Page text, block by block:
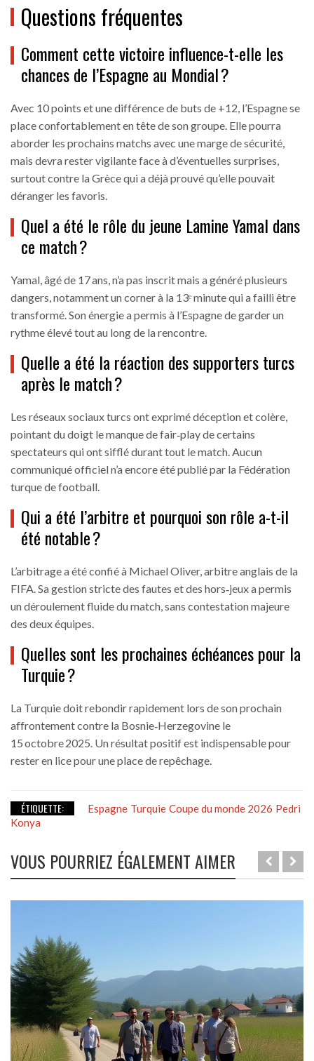
Questions fréquentes
Comment cette victoire influence-t-elle les
chances de l’Espagne au Mondial ?
Avec 10 points et une différence de buts de +12, l’Espagne se
place confortablement en tête de son groupe. Elle pourra
aborder les prochains matchs avec une marge de sécurité,
mais devra rester vigilante face à d’éventuelles surprises,
surtout contre la Grèce qui a déjà prouvé qu’elle pouvait
déranger les favoris.
Quel a été le rôle du jeune Lamine Yamal dans
ce match ?
Yamal, âgé de 17 ans, n’a pas inscrit mais a généré plusieurs
dangers, notamment un corner à la 13ᵉ minute qui a failli être
transformé. Son énergie a permis à l’Espagne de garder un
rythme élevé tout au long de la rencontre.
Quelle a été la réaction des supporters turcs
après le match ?
Les réseaux sociaux turcs ont exprimé déception et colère,
pointant du doigt le manque de fair‑play de certains
spectateurs qui ont sifflé durant tout le match. Aucun
communiqué officiel n’a encore été publié par la Fédération
turque de football.
Qui a été l’arbitre et pourquoi son rôle a-t-il
été notable ?
L’arbitrage a été confié à Michael Oliver, arbitre anglais de la
FIFA. Sa gestion stricte des fautes et des hors‑jeux a permis
un déroulement fluide du match, sans contestation majeure
des deux équipes.
Quelles sont les prochaines échéances pour la
Turquie ?
La Turquie doit rebondir rapidement lors de son prochain
affrontement contre la Bosnie‑Herzegovine le
15 octobre 2025. Un résultat positif est indispensable pour
rester en lice pour une place de repêchage.
ÉTIQUETTE: Espagne Turquie Coupe du monde 2026 Pedri
Konya
VOUS POURRIEZ ÉGALEMENT AIMER